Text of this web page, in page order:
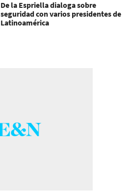
De la Espriella dialoga sobre
seguridad con varios presidentes de
Latinoamérica